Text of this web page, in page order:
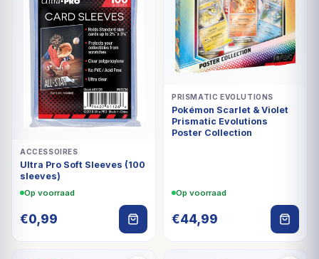
ACCESSOIRES
Ultra Pro Soft Sleeves (100
sleeves)
Op voorraad
€0,99
PRISMATIC EVOLUTIONS
Pokémon Scarlet & Violet
Prismatic Evolutions
Poster Collection
Op voorraad
€44,99